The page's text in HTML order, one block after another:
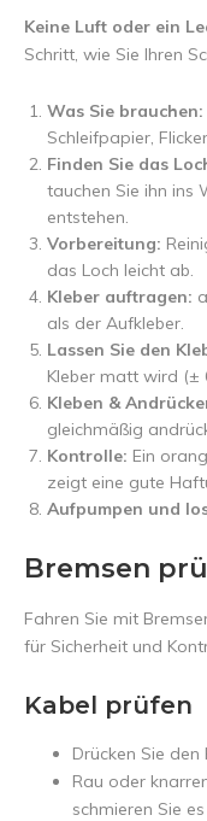
Keine Luft oder ein
Schritt, wie Sie Ihren
Was Sie brauchen:
Schleifpapier,
Finden Sie das
tauchen Sie ihn ins
entstehen.
Vorbereitung:
das Loch leicht ab.
Kleber auftragen:
als der Aufkleber.
Lassen Sie den
Kleber matt wird (±
Kleben &
gleichmäßig
Kontrolle: Ein
zeigt eine gute
Aufpumpen und
Bremsen
Fahren Sie mit
für Sicherheit und
Kabel prüfen
Drücken Sie
Rau oder
schmieren Sie es